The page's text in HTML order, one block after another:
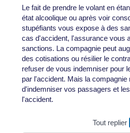
Le fait de prendre le volant en
état alcoolique ou après voir
stupéfiants vous expose à des
cas d'accident, l'assurance vous
sanctions. La compagnie peut
des cotisations ou résilier le
refuser de vous indemniser pour
par l'accident. Mais la compagnie
d'indemniser vos passagers et
l'accident.
Tout replier